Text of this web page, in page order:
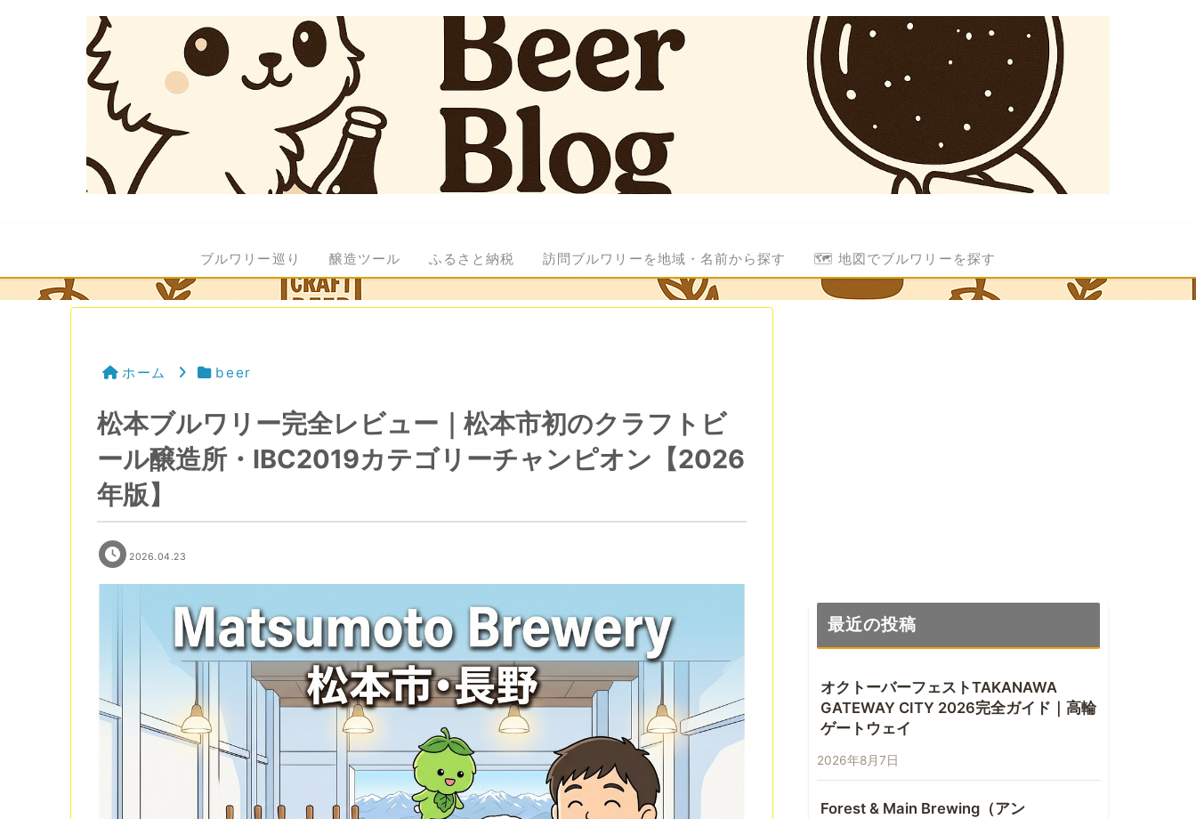
ブルワリー巡り 醸造ツール ふるさと納税 訪問ブルワリーを地域・名前から探す 🗺️ 地図でブルワリーを探す
ホーム beer
松本ブルワリー完全レビュー｜松本市初のクラフトビ
ール醸造所・IBC2019カテゴリーチャンピオン【2026
年版】
2026.04.23
最近の投稿
オクトーバーフェストTAKANAWA
GATEWAY CITY 2026完全ガイド｜高輪
ゲートウェイ
2026年8月7日
Forest & Main Brewing（アン